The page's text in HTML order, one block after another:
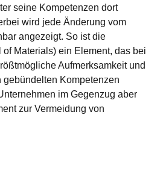
seine Kompetenzen dort
wird jede Änderung vom
angezeigt. So ist die
Materials) ein Element, das bei
Aufmerksamkeit und
gebündelten Kompetenzen
im Gegenzug aber
zur Vermeidung von